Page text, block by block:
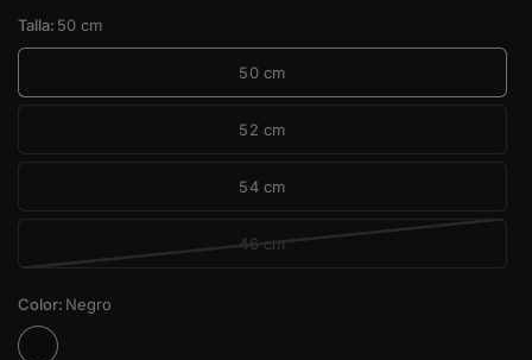
Talla: 50 cm
50 cm
52 cm
54 cm
46 cm
Color: Negro